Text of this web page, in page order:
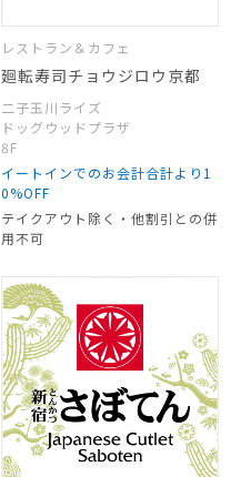
レストラン＆カフェ
廻転寿司チョウジロウ京都
二子玉川ライズ
ドッグウッドプラザ
8F
イートインでのお会計合計より1
0%OFF
テイクアウト除く・他割引との併
用不可